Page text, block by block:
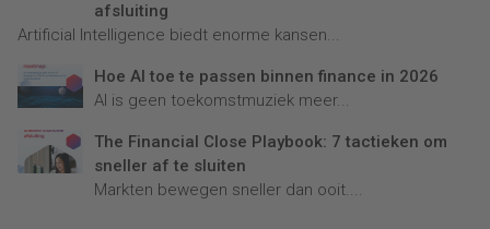
afsluiting
Artificial Intelligence biedt enorme kansen...
Hoe AI toe te passen binnen finance in 2026
AI is geen toekomstmuziek meer...
The Financial Close Playbook: 7 tactieken om
sneller af te sluiten
Markten bewegen sneller dan ooit....